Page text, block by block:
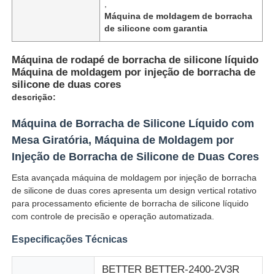
Máquina de moldagem de borracha
de silicone com garantia
Máquina de rodapé de borracha de silicone líquido
Máquina de moldagem por injeção de borracha de
silicone de duas cores
descrição:
Máquina de Borracha de Silicone Líquido com
Mesa Giratória, Máquina de Moldagem por
Injeção de Borracha de Silicone de Duas Cores
Esta avançada máquina de moldagem por injeção de borracha
de silicone de duas cores apresenta um design vertical rotativo
para processamento eficiente de borracha de silicone líquido
com controle de precisão e operação automatizada.
Especificações Técnicas
BETTER BETTER-2400-2V3R